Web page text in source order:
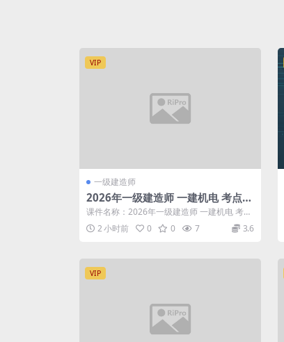
VIP
一级建造师
2026年一级建造师 一建机电 考点精
讲班-王子初
课件名称：2026年一级建造师 一建机电 考点
精讲班-王子初 更新进度: ...
2 小时前 0 0 7 3.6
VIP